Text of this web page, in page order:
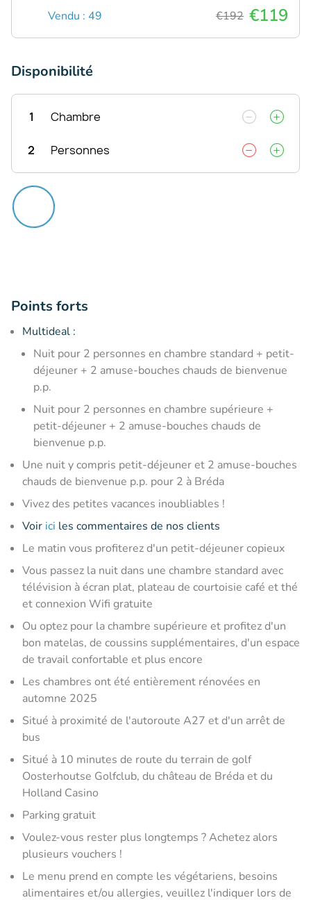
Vendu : 49 €192 €119
Disponibilité
1 Chambre
2 Personnes
Points forts
Multideal :
Nuit pour 2 personnes en chambre standard + petit-
déjeuner + 2 amuse-bouches chauds de bienvenue
p.p.
Nuit pour 2 personnes en chambre supérieure +
petit-déjeuner + 2 amuse-bouches chauds de
bienvenue p.p.
Une nuit y compris petit-déjeuner et 2 amuse-bouches
chauds de bienvenue p.p. pour 2 à Bréda
Vivez des petites vacances inoubliables !
Voir ici les commentaires de nos clients
Le matin vous profiterez d'un petit-déjeuner copieux
Vous passez la nuit dans une chambre standard avec
télévision à écran plat, plateau de courtoisie café et thé
et connexion Wifi gratuite
Ou optez pour la chambre supérieure et profitez d'un
bon matelas, de coussins supplémentaires, d'un espace
de travail confortable et plus encore
Les chambres ont été entièrement rénovées en
automne 2025
Situé à proximité de l'autoroute A27 et d'un arrêt de
bus
Situé à 10 minutes de route du terrain de golf
Oosterhoutse Golfclub, du château de Bréda et du
Holland Casino
Parking gratuit
Voulez-vous rester plus longtemps ? Achetez alors
plusieurs vouchers !
Le menu prend en compte les végétariens, besoins
alimentaires et/ou allergies, veuillez l'indiquer lors de